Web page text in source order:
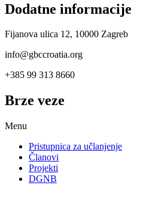
Dodatne informacije
Fijanova ulica 12, 10000 Zagreb
info@gbccroatia.org
+385 99 313 8660
Brze veze
Menu
Pristupnica za učlanjenje
Članovi
Projekti
DGNB